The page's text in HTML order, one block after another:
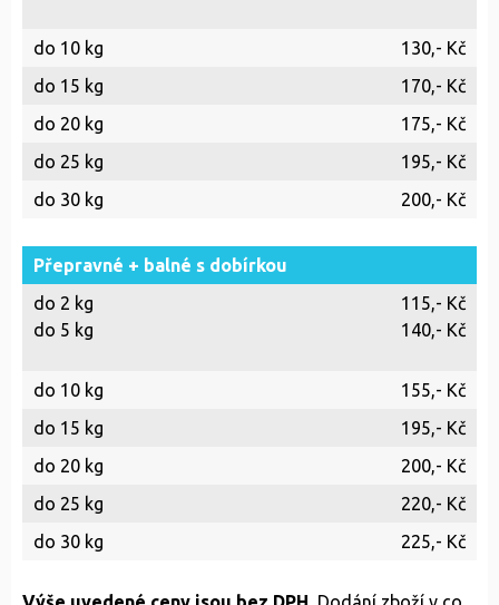
do 10 kg
130,- Kč
do 15 kg
170,- Kč
do 20 kg
175,- Kč
do 25 kg
195,- Kč
do 30 kg
200,- Kč
Přepravné + balné s dobírkou
do 2 kg
do 5 kg
115,- Kč
140,- Kč
do 10 kg
155,- Kč
do 15 kg
195,- Kč
do 20 kg
200,- Kč
do 25 kg
220,- Kč
do 30 kg
225,- Kč